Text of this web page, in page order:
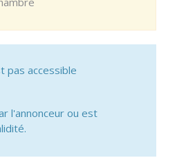
pas accessible
l'annonceur ou est